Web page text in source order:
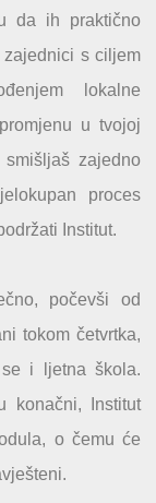
da ih praktično
s ciljem
lokalne
u tvojoj
zajedno
proces
Institut.
počevši od
tokom četvrtka,
i ljetna škola.
konačni, Institut
o čemu će